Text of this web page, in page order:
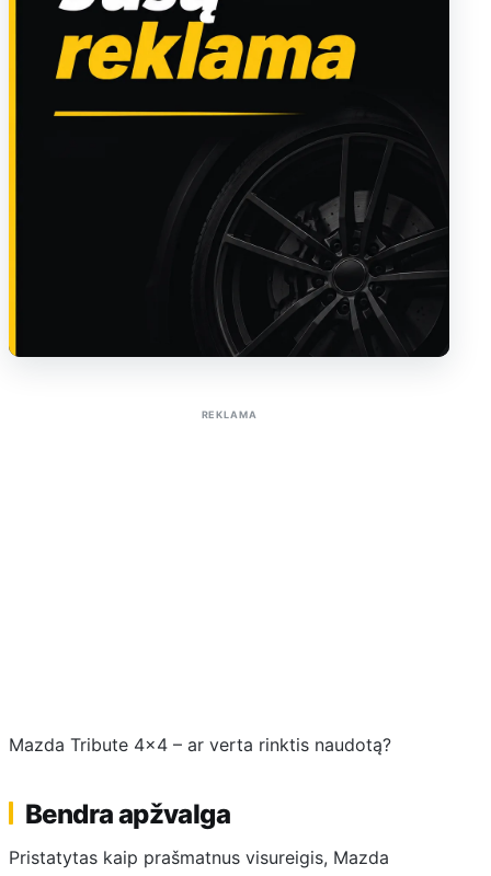
REKLAMA
Mazda Tribute 4×4 – ar verta rinktis naudotą?
Bendra apžvalga
Pristatytas kaip prašmatnus visureigis, Mazda